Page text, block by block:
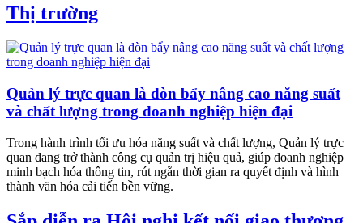
Thị trường
Quản lý trực quan là đòn bẩy nâng cao năng suất
và chất lượng trong doanh nghiệp hiện đại
Trong hành trình tối ưu hóa năng suất và chất lượng, Quản lý trực
quan đang trở thành công cụ quản trị hiệu quả, giúp doanh nghiệp
minh bạch hóa thông tin, rút ngắn thời gian ra quyết định và hình
thành văn hóa cải tiến bền vững.